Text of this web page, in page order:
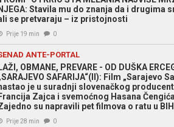
Stavila mu do znanja da i drugima
se pretvaraju – iz pristojnosti
Prije 19 min 0
ANTE-PORTAL
OBMANE, PREVARE - OD DUŠKA
SAFARIJA“(II): Film „Sarajevo
je u suradnji slovenačkog
Zajca i svemoćnog Hasana
su napravili pet filmova o ratu u BIH
Prije 28 min 0